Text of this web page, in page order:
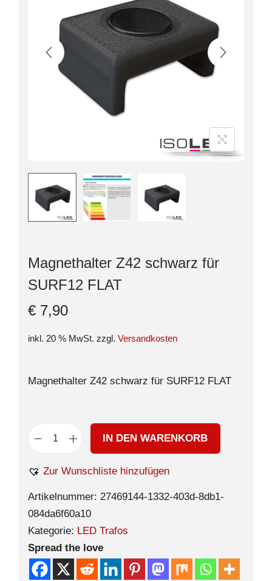
Magnethalter Z42 schwarz für
SURF12 FLAT
€ 7,90
inkl. 20 % MwSt. zzgl. Versandkosten
Magnethalter Z42 schwarz für SURF12 FLAT
IN DEN WARENKORB
Zur Wunschliste hinzufügen
Artikelnummer: 27469144-1332-403d-8db1-
084da6f60a10
Kategorie: LED Trafos
Spread the love